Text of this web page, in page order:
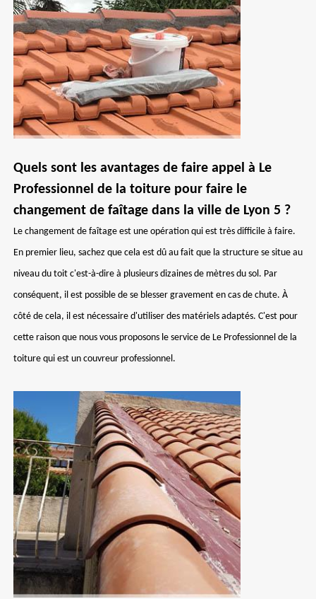
Quels sont les avantages de faire appel à Le
Professionnel de la toiture pour faire le
changement de faîtage dans la ville de Lyon 5 ?
Le changement de faîtage est une opération qui est très difficile à faire.
En premier lieu, sachez que cela est dû au fait que la structure se situe au
niveau du toit c'est-à-dire à plusieurs dizaines de mètres du sol. Par
conséquent, il est possible de se blesser gravement en cas de chute. À
côté de cela, il est nécessaire d'utiliser des matériels adaptés. C'est pour
cette raison que nous vous proposons le service de Le Professionnel de la
toiture qui est un couvreur professionnel.